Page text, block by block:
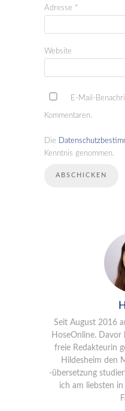
Adresse *
Website
E-Mail-
Kommentaren.
Die
Kenntnis genommen.
Seit August 2016
HoseOnline. Davor
freie Redakteurin
Hildesheim den
-übersetzung
ich am liebsten